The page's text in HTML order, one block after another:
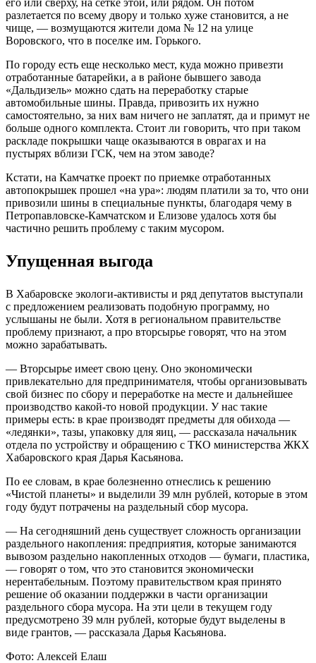
разлетается по всему двору и только хуже становится, а не
чище, — возмущаются жители дома № 12 на улице
Воровского, что в поселке им. Горького.
По городу есть еще несколько мест, куда можно привезти
отработанные батарейки, а в районе бывшего завода
«Дальдизель» можно сдать на переработку старые
автомобильные шины. Правда, привозить их нужно
самостоятельно, за них вам ничего не заплатят, да и примут не
больше одного комплекта. Стоит ли говорить, что при таком
раскладе покрышки чаще оказываются в оврагах и на
пустырях вблизи ГСК, чем на этом заводе?
Кстати, на Камчатке проект по приемке отработанных
автопокрышек прошел «на ура»: людям платили за то, что они
привозили шины в специальные пункты, благодаря чему в
Петропавловске-Камчатском и Елизове удалось хотя бы
частично решить проблему с таким мусором.
Упущенная выгода
В Хабаровске экологи-активисты и ряд депутатов выступали
с предложением реализовать подобную программу, но
услышаны не были. Хотя в региональном правительстве
проблему признают, а про вторсырье говорят, что на этом
можно зарабатывать.
— Вторсырье имеет свою цену. Оно экономически
привлекательно для предпринимателя, чтобы организовывать
свой бизнес по сбору и переработке на месте и дальнейшее
производство какой-то новой продукции. У нас такие
примеры есть: в крае производят предметы для обихода —
«ледянки», тазы, упаковку для яиц, — рассказала начальник
отдела по устройству и обращению с ТКО министерства ЖКХ
Хабаровского края Дарья Касьянова.
По ее словам, в крае болезненно отнеслись к решению
«Чистой планеты» и выделили 39 млн рублей, которые в этом
году будут потрачены на раздельный сбор мусора.
— На сегодняшний день существует сложность организации
раздельного накопления: предприятия, которые занимаются
вывозом раздельно накопленных отходов — бумаги, пластика,
— говорят о том, что это становится экономически
нерентабельным. Поэтому правительством края принято
решение об оказании поддержки в части организации
раздельного сбора мусора. На эти цели в текущем году
предусмотрено 39 млн рублей, которые будут выделены в
виде грантов, — рассказала Дарья Касьянова.
Фото: Алексей Елаш